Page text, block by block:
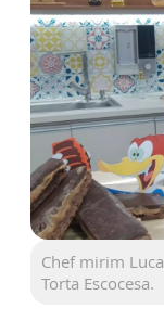
Chef mirim
Torta Escocesa.